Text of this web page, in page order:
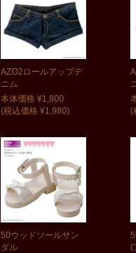
AZO2ロールアップデ
ニム
本体価格 ¥1,800
(税込価格 ¥1,980)
(
50ウッドソールサン
ダル
(